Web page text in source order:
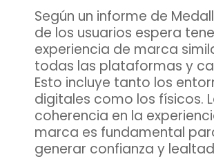
Según un informe de
de los usuarios espera
experiencia de marca
todas las plataformas y
Esto incluye tanto los
digitales como los físicos.
coherencia en la
marca es fundamental
generar confianza y